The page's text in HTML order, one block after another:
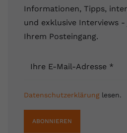
Informationen, Tipps,
und exklusive Interviews
Ihrem Posteingang.
Ihre E-Mail-Adresse *
Datenschutzerklärunglesen.
ABONNIEREN